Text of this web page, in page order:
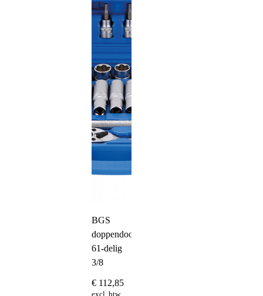
BGS
doppendoos
61-delig
3/8
€ 112,85
excl. btw